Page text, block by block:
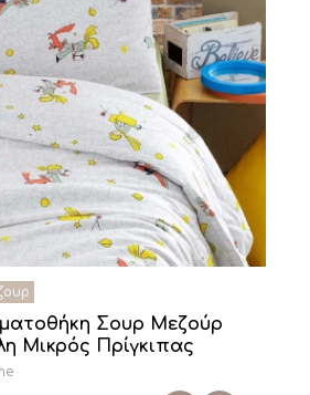
Σουρ Μεζούρ
Μικρός Πρίγκιπας